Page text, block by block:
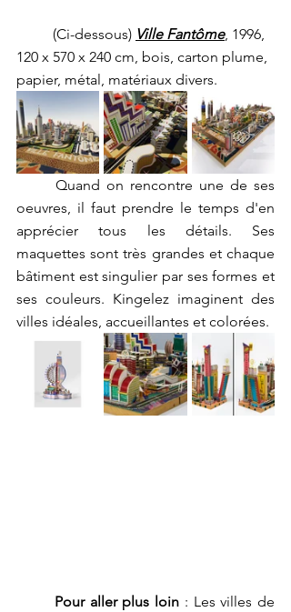
	(Ci-dessous)
Ville Fantôme, 1996,
120 x 570 x 240 cm, bois, carton plume,
papier, métal, matériaux divers.
oeuvres, il faut prendre le temps d'en
apprécier tous les détails. Ses
maquettes sont très grandes et chaque
bâtiment est singulier par ses formes et
ses couleurs. Kingelez imaginent des
villes idéales, accueillantes et colorées.
Pour aller plus loin : Les villes de